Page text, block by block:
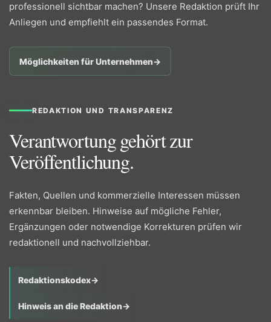
professionell sichtbar machen? Unsere Redaktion prüft Ihr
Anliegen und empfiehlt ein passendes Format.
Möglichkeiten für Unternehmen→
REDAKTION UND TRANSPARENZ
Verantwortung gehört zur
Veröffentlichung.
Fakten, Quellen und kommerzielle Interessen müssen
erkennbar bleiben. Hinweise auf mögliche Fehler,
Ergänzungen oder notwendige Korrekturen prüfen wir
redaktionell und nachvollziehbar.
Redaktionskodex→
Hinweis an die Redaktion→